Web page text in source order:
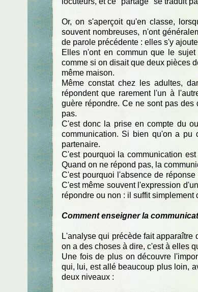
Or, on s'aperçoit qu'en classe,
souvent nombreuses, n'ont
de parole précédente : elles s'y
Elles n'ont en commun que le
comme si on disait que deux pièces
même maison.
Même constat chez les adultes,
répondent que rarement l'un à
guère répondre. Ce ne sont pas
pas.
C'est donc la prise en compte du
communication. Si bien qu'on a pu
partenaire.
C'est pourquoi la communication
Quand on ne répond pas, la
C'est pourquoi l'absence de
C'est même souvent l'expression
répondre ou non : il suffit
Comment enseigner la
L'analyse qui précède fait
on a des choses à dire, c'est à elles
Une fois de plus on découvre
qui, lui, est allé beaucoup plus loin,
deux niveaux :